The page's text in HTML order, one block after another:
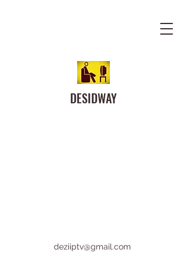
DESIDWAY
deziiptv@gmail.com